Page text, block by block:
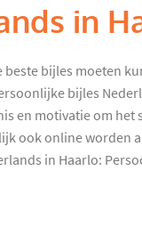
in
bijles moeten
bijles
en motivatie om het
ook online worden
in Haarlo: